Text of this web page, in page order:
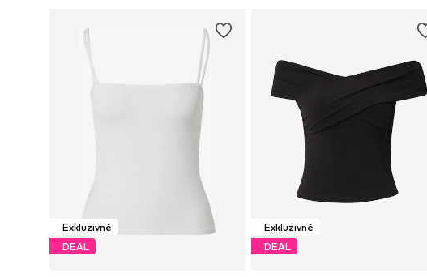
Exkluzivně
DEAL
Exkluzivně
DEAL